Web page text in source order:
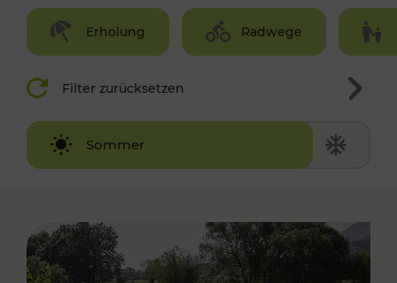
Erholung Radwege
Filter zurücksetzen
Sommer
Winter